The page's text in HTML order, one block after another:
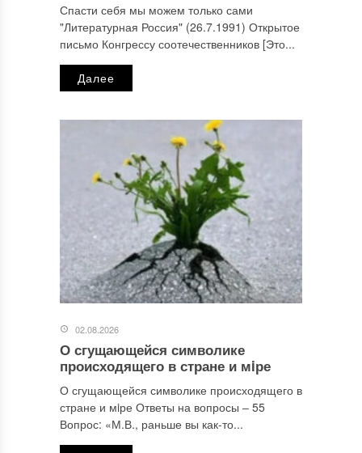
Спасти себя мы можем только сами
"Литературная Россия" (26.7.1991) Открытое
письмо Конгрессу соотечественников [Это...
Далее
02.08.2026
О сгущающейся символике
происходящего в стране и мiре
О сгущающейся символике происходящего в
стране и мiре Ответы на вопросы ‒ 55
Вопрос: «М.В., раньше вы как-то...